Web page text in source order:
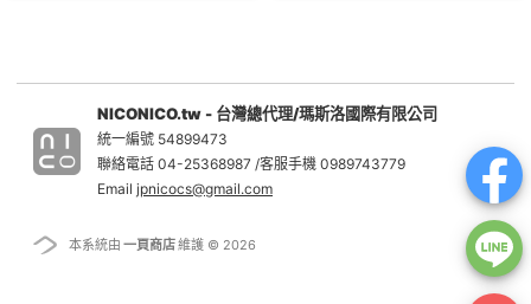
NICONICO.tw - 台灣總代理/瑪斯洛國際有限公司
統一編號 54899473
聯絡電話 04-25368987 /客服手機 0989743779
Email jpnicocs@gmail.com
本系統由 一頁商店維護 © 2026